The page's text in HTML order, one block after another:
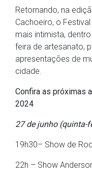
Retornando, na
Cachoeiro, o
mais intimista,
feira de artesanato,
apresentações de
cidade.
Confira as próximas
2024
27 de junho (quinta-
19h30– Show de
22h – Show